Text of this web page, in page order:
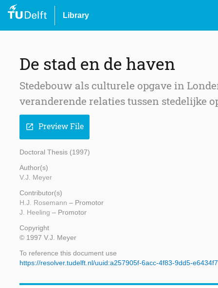
Library
De stad en de haven
Stedebouw als culturele opgave in
veranderende relaties tussen stedelijke
open_in_new Preview File
Doctoral Thesis (1997)
Author(s)
V.J. Meyer
Contributor(s)
H.J. Rosemann – Promotor
J. Heeling – Promotor
Copyright
© 1997 V.J. Meyer
To reference this document use
https://resolver.tudelft.nl/uuid:a257905f-6acc-4f83-9dd5-